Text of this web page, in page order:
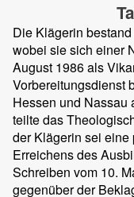
Die Klägerin
wobei sie sich einer
August 1986 als
Vorbereitungsdienst
Hessen und Nassau
teilte das
der Klägerin sei
Erreichens des
Schreiben vom 10.
gegenüber der